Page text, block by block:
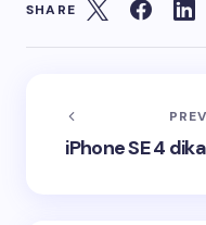
SHARE
iPhone SE 4